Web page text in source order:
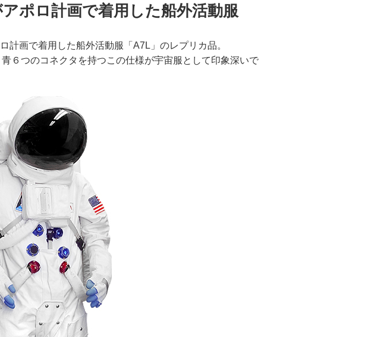
ポロ計画で着用した船外活動服
計画で着用した船外活動服「A7L」のレプリカ品。
６つのコネクタを持つこの仕様が宇宙服として印象深いで